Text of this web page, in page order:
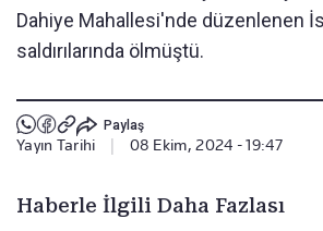
Dahiye Mahallesi'nde düzenlenen
saldırılarında ölmüştü.
Paylaş
Yayın Tarihi 08 Ekim, 2024 - 19:47
Haberle İlgili Daha Fazlası